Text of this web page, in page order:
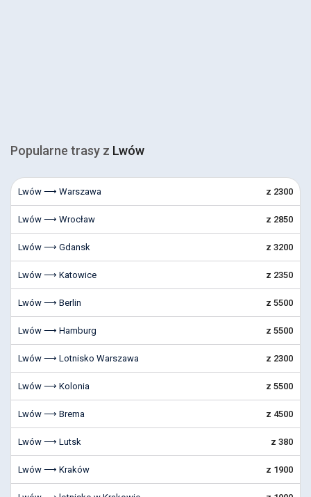
Popularne trasy z Lwów
Lwów ⟶ Warszawa z 2300
Lwów ⟶ Wrocław z 2850
Lwów ⟶ Gdansk z 3200
Lwów ⟶ Katowice z 2350
Lwów ⟶ Berlin z 5500
Lwów ⟶ Hamburg z 5500
Lwów ⟶ Lotnisko Warszawa z 2300
Lwów ⟶ Kolonia z 5500
Lwów ⟶ Brema z 4500
Lwów ⟶ Lutsk z 380
Lwów ⟶ Kraków z 1900